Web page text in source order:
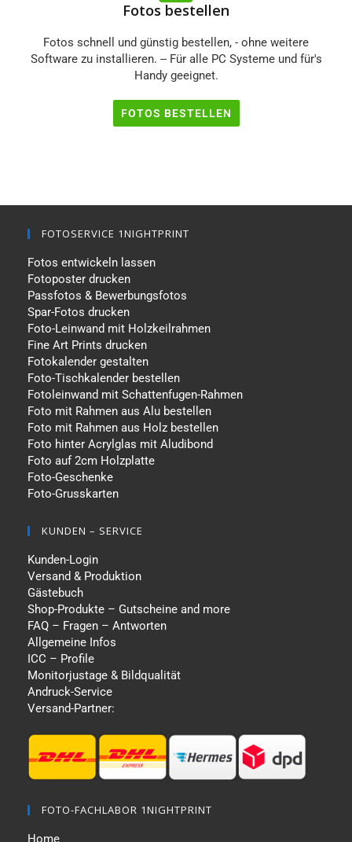
Fotos bestellen
Fotos schnell und günstig bestellen, - ohne weitere
Software zu installieren. -- Für alle PC Systeme und für's
Handy geeignet.
FOTOS BESTELLEN
FOTOSERVICE 1NIGHTPRINT
Fotos entwickeln lassen
Fotoposter drucken
Passfotos & Bewerbungsfotos
Spar-Fotos drucken
Foto-Leinwand mit Holzkeilrahmen
Fine Art Prints drucken
Fotokalender gestalten
Foto-Tischkalender bestellen
Fotoleinwand mit Schattenfugen-Rahmen
Foto mit Rahmen aus Alu bestellen
Foto mit Rahmen aus Holz bestellen
Foto hinter Acrylglas mit Aludibond
Foto auf 2cm Holzplatte
Foto-Geschenke
Foto-Grusskarten
KUNDEN – SERVICE
Kunden-Login
Versand & Produktion
Gästebuch
Shop-Produkte – Gutscheine and more
FAQ – Fragen – Antworten
Allgemeine Infos
ICC – Profile
Monitorjustage & Bildqualität
Andruck-Service
Versand-Partner:
FOTO-FACHLABOR 1NIGHTPRINT
Home